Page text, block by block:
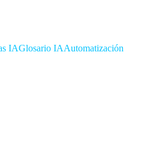
IAGlosario IAAutomatización